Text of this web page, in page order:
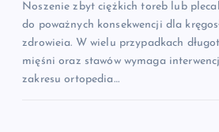
Noszenie zbyt ciężkich toreb lub
do poważnych konsekwencji dla
zdrowieia. W wielu przypadkach
mięśni oraz stawów wymaga
zakresu ortopedia…